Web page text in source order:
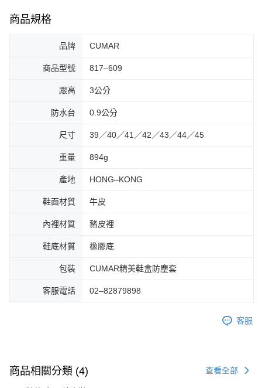
商品規格
品牌 CUMAR
商品型號 817–609
跟高 3公分
防水台 0.9公分
尺寸 39／40／41／42／43／44／45
重量 894g
產地 HONG–KONG
鞋面材質 牛皮
內裡材質 豬皮裡
鞋底材質 橡膠底
包裝 CUMAR精美鞋盒防塵套
客服電話 02–82879898
客服
商品相關分類 (4) 查看全部